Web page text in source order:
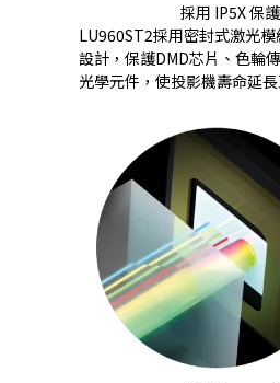
採用 IP5X 保
LU960ST2採用密封式激光
設計，保護DMD芯片、色輪
光學元件，使投影機壽命延